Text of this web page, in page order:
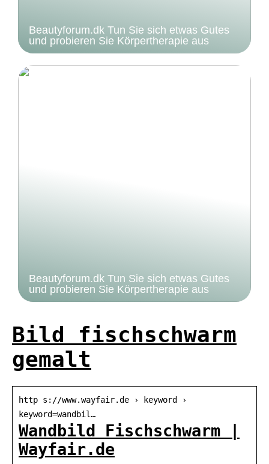
Beautyforum.dk Tun Sie sich etwas Gutes
und probieren Sie Körpertherapie aus
Beautyforum.dk Tun Sie sich etwas Gutes
und probieren Sie Körpertherapie aus
Bild fischschwarm
gemalt
http s://www.wayfair.de › keyword ›
keyword=wandbil…
Wandbild Fischschwarm |
Wayfair.de